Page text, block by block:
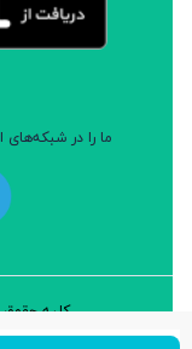
ما را در شبکه‌های
کلیه
طراحی و توسعه: